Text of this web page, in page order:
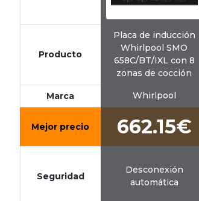
Producto
Placa de inducción
Whirlpool SMO
658C/BT/IXL con 8
zonas de cocción
Marca Whirlpool
Mejor precio 662.15€
Seguridad
Desconexión
automática